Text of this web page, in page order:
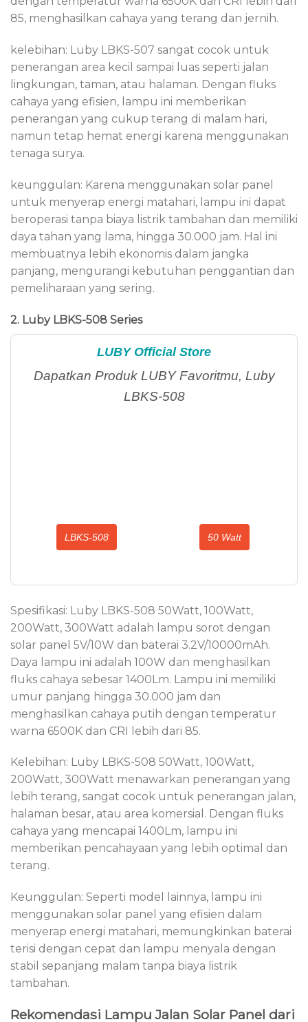
85, menghasilkan cahaya yang terang dan jernih.
kelebihan: Luby LBKS-507 sangat cocok untuk
penerangan area kecil sampai luas seperti jalan
lingkungan, taman, atau halaman. Dengan fluks
cahaya yang efisien, lampu ini memberikan
penerangan yang cukup terang di malam hari,
namun tetap hemat energi karena menggunakan
tenaga surya.
keunggulan: Karena menggunakan solar panel
untuk menyerap energi matahari, lampu ini dapat
beroperasi tanpa biaya listrik tambahan dan memiliki
daya tahan yang lama, hingga 30.000 jam. Hal ini
membuatnya lebih ekonomis dalam jangka
panjang, mengurangi kebutuhan penggantian dan
pemeliharaan yang sering.
2. Luby LBKS-508 Series
LUBY Official Store
Dapatkan Produk LUBY Favoritmu, Luby
LBKS-508
LBKS-508 50 Watt
Spesifikasi: Luby LBKS-508 50Watt, 100Watt,
200Watt, 300Watt adalah lampu sorot dengan
solar panel 5V/10W dan baterai 3.2V/10000mAh.
Daya lampu ini adalah 100W dan menghasilkan
fluks cahaya sebesar 1400Lm. Lampu ini memiliki
umur panjang hingga 30.000 jam dan
menghasilkan cahaya putih dengan temperatur
warna 6500K dan CRI lebih dari 85.
Kelebihan: Luby LBKS-508 50Watt, 100Watt,
200Watt, 300Watt menawarkan penerangan yang
lebih terang, sangat cocok untuk penerangan jalan,
halaman besar, atau area komersial. Dengan fluks
cahaya yang mencapai 1400Lm, lampu ini
memberikan pencahayaan yang lebih optimal dan
terang.
Keunggulan: Seperti model lainnya, lampu ini
menggunakan solar panel yang efisien dalam
menyerap energi matahari, memungkinkan baterai
terisi dengan cepat dan lampu menyala dengan
stabil sepanjang malam tanpa biaya listrik
tambahan.
Rekomendasi Lampu Jalan Solar Panel dari